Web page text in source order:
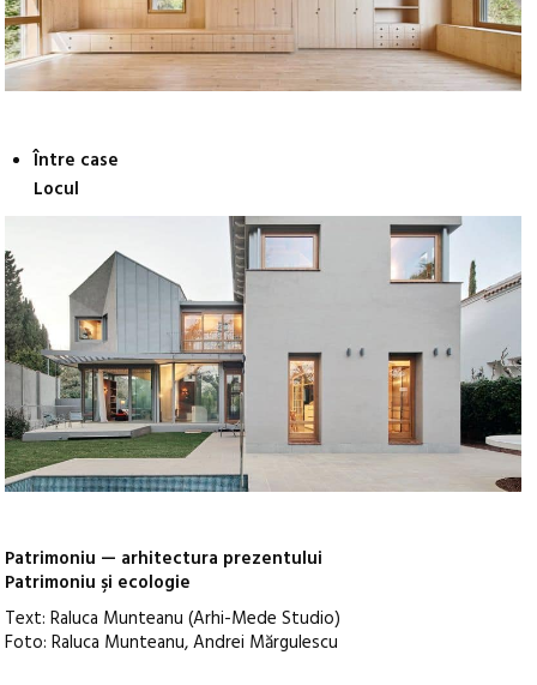
Între case
Locul
Patrimoniu — arhitectura prezentului
Patrimoniu şi ecologie
Text: Raluca Munteanu (Arhi-Mede Studio)
Foto: Raluca Munteanu, Andrei Mărgulescu